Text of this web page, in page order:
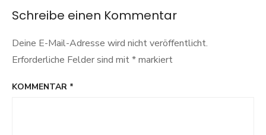
Schreibe einen Kommentar
Deine E-Mail-Adresse wird nicht veröffentlicht.
Erforderliche Felder sind mit*markiert
KOMMENTAR *